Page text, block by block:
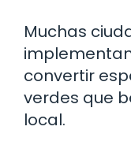
Muchas
convertir
verdes que
local.